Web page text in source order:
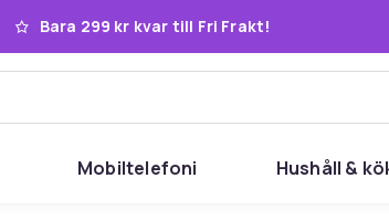
Bara 299 kr kvar till Fri Frakt!
Mobiltelefoni Hushåll &